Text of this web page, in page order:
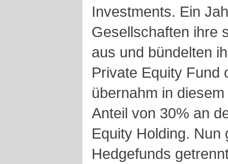
Investments. Ein
Gesellschaften ihre
aus und bündelten
Private Equity Fund
übernahm in
Anteil von 30% an
Equity Holding. Nun
Hedgefunds